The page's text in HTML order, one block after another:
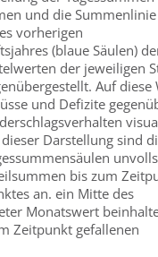
und die
vorherigen
(blaue Säulen)
der jeweiligen
Auf diese
und Defizite
Darstellung sind
bis zum
an. ein Mitte des
Monatswert
Zeitpunkt gefallenen